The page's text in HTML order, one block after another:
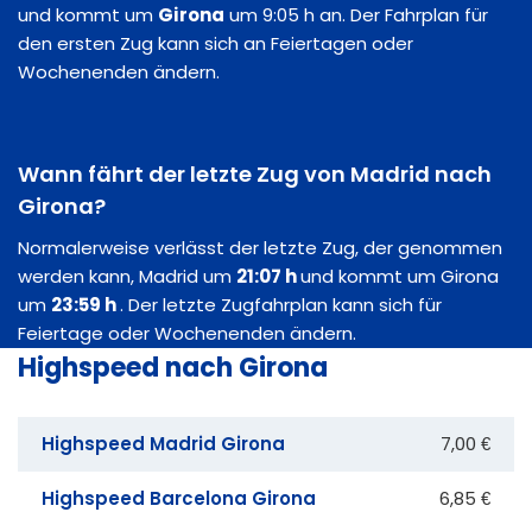
und kommt um Girona um 9:05 h an. Der Fahrplan für
den ersten Zug kann sich an Feiertagen oder
Wochenenden ändern.
Wann fährt der letzte Zug von Madrid nach
Girona?
Normalerweise verlässt der letzte Zug, der genommen
werden kann, Madrid um 21:07 hund kommt um Girona
um 23:59 h. Der letzte Zugfahrplan kann sich für
Feiertage oder Wochenenden ändern.
Highspeed nach Girona
Highspeed Madrid Girona 7,00 €
Highspeed Barcelona Girona 6,85 €